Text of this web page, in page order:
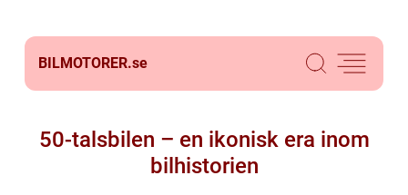
BILMOTORER.se
50-talsbilen – en ikonisk era inom
bilhistorien